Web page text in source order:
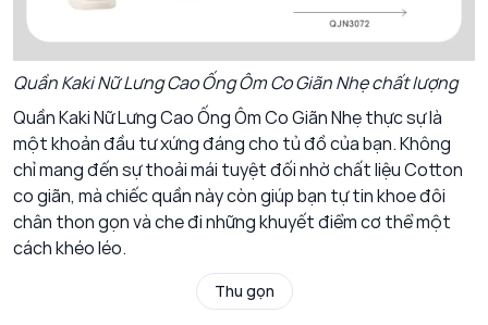
Quần Kaki Nữ Lưng Cao Ống Ôm Co Giãn Nhẹ chất lượng
Quần Kaki Nữ Lưng Cao Ống Ôm Co Giãn Nhẹ thực sự là
một khoản đầu tư xứng đáng cho tủ đồ của bạn. Không
chỉ mang đến sự thoải mái tuyệt đối nhờ chất liệu Cotton
co giãn, mà chiếc quần này còn giúp bạn tự tin khoe đôi
chân thon gọn và che đi những khuyết điểm cơ thể một
cách khéo léo.
Thu gọn